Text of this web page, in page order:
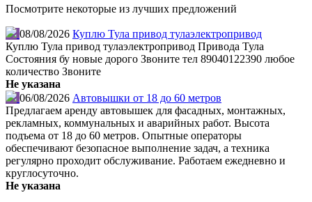
Посмотрите некоторые из лучших предложений
08/08/2026 Куплю Тула привод тулаэлектропривод
Куплю Тула привод тулаэлектропривод Привода Тула
Состояния бу новые дорого Звоните тел 89040122390 любое
количество Звоните
Не указана
06/08/2026 Автовышки от 18 до 60 метров
Предлагаем аренду автовышек для фасадных, монтажных,
рекламных, коммунальных и аварийных работ. Высота
подъема от 18 до 60 метров. Опытные операторы
обеспечивают безопасное выполнение задач, а техника
регулярно проходит обслуживание. Работаем ежедневно и
круглосуточно.
Не указана